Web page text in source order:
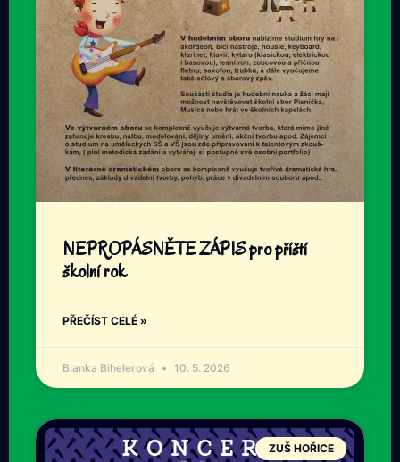
NEPROPÁSNĚTE ZÁPIS pro příští
školní rok
PŘEČÍST CELÉ »
Blanka Bihelerová 10. 5. 2026
ZUŠ HOŘICE